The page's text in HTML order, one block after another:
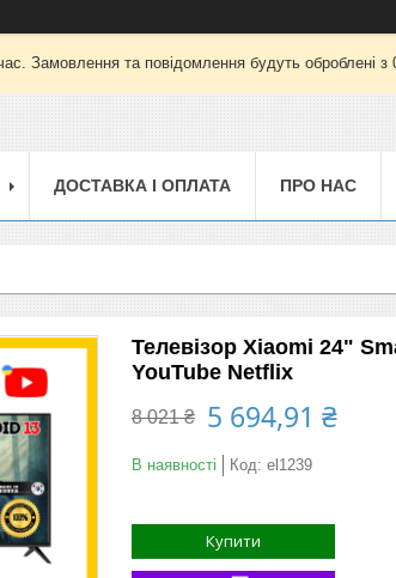
Замовлення та повідомлення будуть оброблені
ДОСТАВКА І ОПЛАТА ПРО НАС
Телевізор Xiaomi 24"
YouTube Netflix
8 021 ₴ 5 694,91 ₴
В наявності Код: el1239
Купити